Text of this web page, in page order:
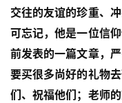
交往的友谊的珍重、
可忘记，他是一位信
前发表的一篇文章，
要买很多尚好的礼物
们、祝福他们；老师